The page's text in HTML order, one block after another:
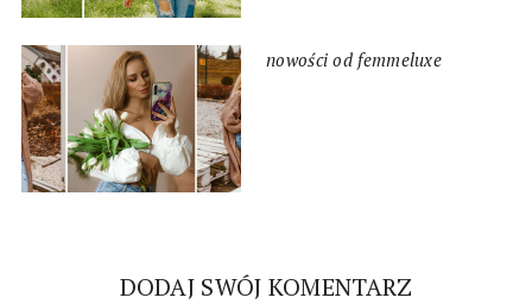
nowości od femmeluxe
DODAJ SWÓJ KOMENTARZ